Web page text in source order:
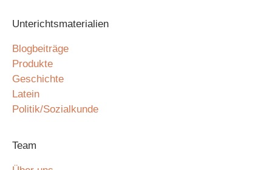
Unterichtsmaterialien
Blogbeiträge
Produkte
Geschichte
Latein
Politik/Sozialkunde
Team